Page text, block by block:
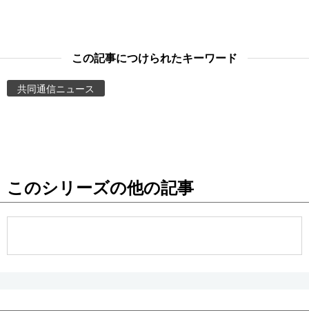
東京
この記事につけられたキーワード
共同通信ニュース
このシリーズの他の記事